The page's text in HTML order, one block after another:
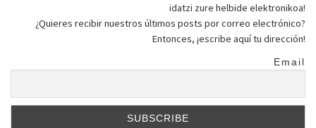
idatzi zure helbide elektronikoa!
¿Quieres recibir nuestros últimos posts por correo electrónico?
Entonces, ¡escribe aquí tu dirección!
Email